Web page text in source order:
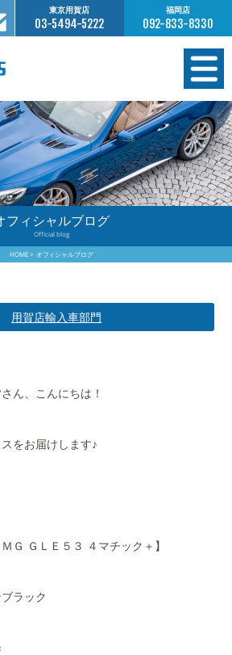
東京用賀店
03-5494-5222
福岡店
092-833-8330
在庫情報
オーダー販売
工場サービス
保証について
買取査定のご案内
会社概要
フィシャルブログ
Official blog
HOME オフィシャルブログ
用賀店輸入車部門
ん、こんにちは！
をお届けします♪
Ｇ ＧＬＥ５３ ４マチック＋】
ラック